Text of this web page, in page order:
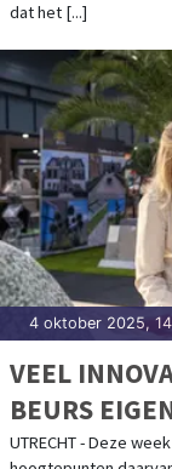
dat het [...]
4 oktober 2025,
VEEL
BEURS
UP SHOP'
UTRECHT - Deze